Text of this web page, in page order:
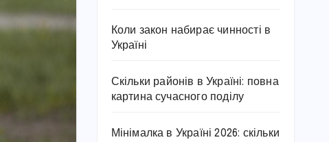
Коли закон набирає чинності в
Україні
Скільки районів в Україні: повна
картина сучасного поділу
Мінімалка в Україні 2026: скільки